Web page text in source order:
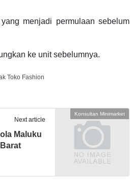
menjadi permulaan sebelum
ke unit sebelumnya.
Toko Fashion
Konsultan Minimarket
Next article
Maluku